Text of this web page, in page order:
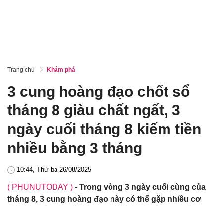
Trang chủ Khám phá
3 cung hoàng đạo chốt sổ
tháng 8 giàu chất ngất, 3
ngày cuối tháng 8 kiếm tiền
nhiều bằng 3 tháng
10:44, Thứ ba 26/08/2025
( PHUNUTODAY ) - Trong vòng 3 ngày cuối cùng của
tháng 8, 3 cung hoàng đạo này có thể gặp nhiều cơ